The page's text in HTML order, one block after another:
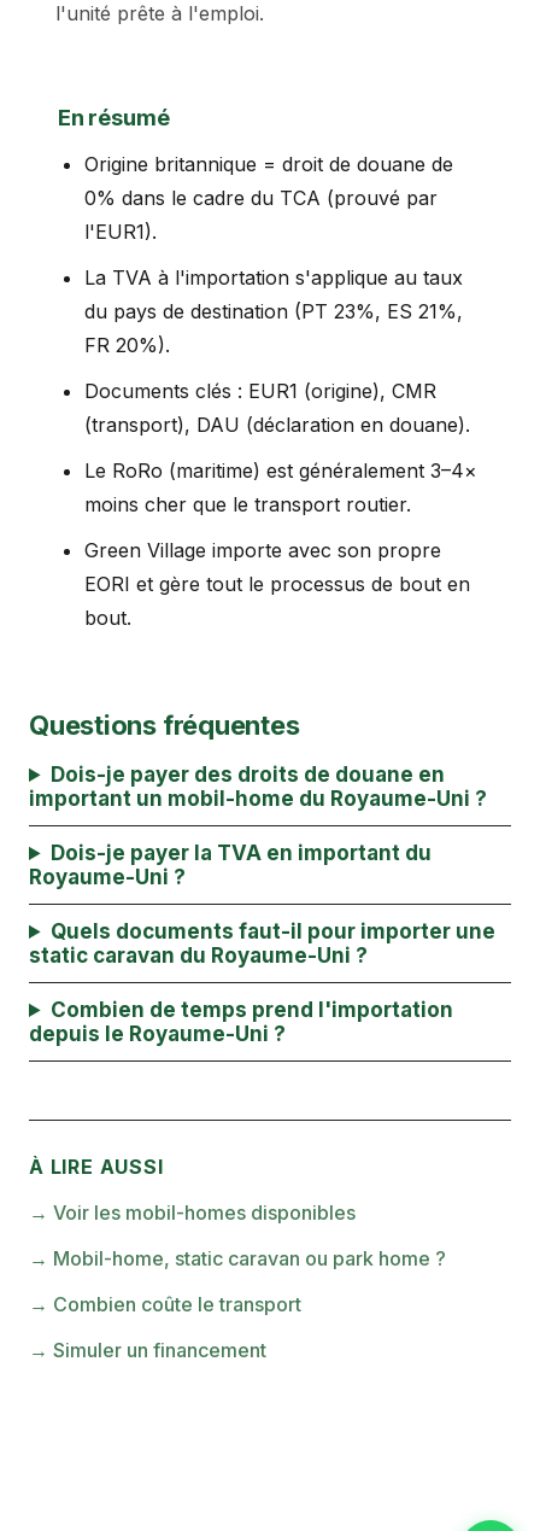
l'unité prête à l'emploi.
En résumé
Origine britannique = droit de douane de
0% dans le cadre du TCA (prouvé par
l'EUR1).
La TVA à l'importation s'applique au taux
du pays de destination (PT 23%, ES 21%,
FR 20%).
Documents clés : EUR1 (origine), CMR
(transport), DAU (déclaration en douane).
Le RoRo (maritime) est généralement 3–4×
moins cher que le transport routier.
Green Village importe avec son propre
EORI et gère tout le processus de bout en
bout.
Questions fréquentes
Dois-je payer des droits de douane en
important un mobil-home du Royaume-Uni ?
Dois-je payer la TVA en important du
Royaume-Uni ?
Quels documents faut-il pour importer une
static caravan du Royaume-Uni ?
Combien de temps prend l'importation
depuis le Royaume-Uni ?
À LIRE AUSSI
→ Voir les mobil-homes disponibles
→ Mobil-home, static caravan ou park home ?
→ Combien coûte le transport
→ Simuler un financement